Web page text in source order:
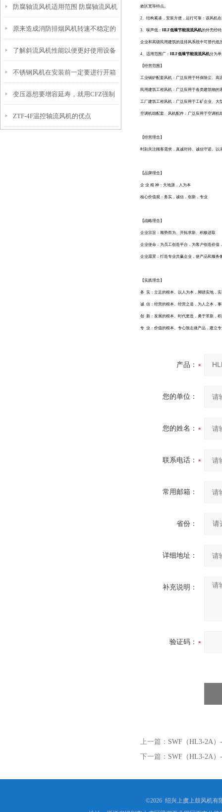
气流通？
防腐轴流风机适用范围 防腐轴流风机
的技术特点
原来造成消防排烟风机转速不稳定的
原因是这些
了解斜流风机性能以便更好使用设备
不锈钢风机在安装前一定要进行开箱
检查
变压器想要增容延寿，就用CFZ强制
风冷风机
ZTF-4F温控轴流风机的优点
效区宽等特点。
2、结构紧凑，安装方便，运行可靠：该风机
3、噪声低： HLF低噪节能混流风机的外壳经
企业和高级民用建筑的送排风系统中可替代
4、适用范围广： HLF低噪节能混流风机分为
【经营范围】
工业锅炉配套风机：广泛应用于环保除尘、高
民用建筑工程风机：广泛应用于各类建筑物
工厂建筑工程风机：广泛应用于工矿
空调机组配套、风机配件：广泛应用于空调机
【经营理念】
时刻关注顾客需求，真诚对待、诚信守诺。以
【品牌理念】
企 业 精 神：天地源，人为本
核心价值观：务实，诚信，创新，专业
【战略理念】
企业宗旨：顺势而为、开拓求新、积极进取
企业使命：为员工创造平台，为客户创造价值
企业愿景：打造专业共赢企业，使产品和服务
【实践理念】
务 实：立足的根本。以人为本，脚踏实地，
诚 信：经营的根本。经营之道，为人之本，
创 新：发展的根本。时代更迭，勇于革新，
专 业：价值的根本。专心致志做产品，建立
产品：
您的单位：
您的姓名：
联系电话：
常用邮箱：
省份：
详细地址：
补充说明：
验证码：
上一篇： SWF（HL3-2A
下一篇： SWF（HL3-2A
©2026 绍兴上虞上鼓风机有